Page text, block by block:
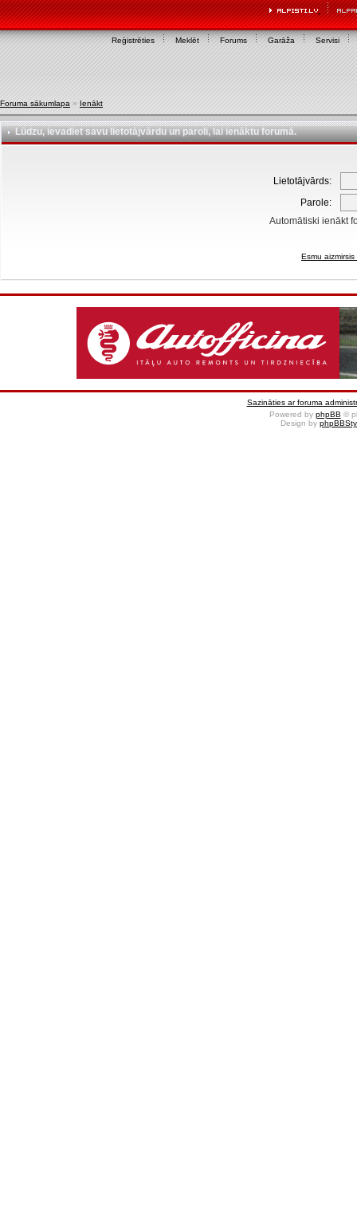
Reģistrēties Meklēt Forums Garāža Servisi
Foruma sākumlapa » Ienākt
Lūdzu, ievadiet savu lietotājvārdu un paroli, lai ienāktu forumā.
Lietotājvārds:
Parole:
Automātiski ienākt
Esmu
Sazināties ar foruma
Powered by phpBB ©
Design by